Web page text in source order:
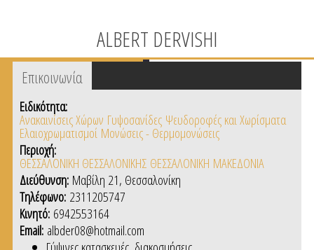
ALBERT DERVISHI
Tabs group καταχώρησης
Επικοινωνία
tab)
Ειδικότητα:
Ανακαινίσεις Χώρων Γυψοσανίδες Ψευδοροφές και Χωρίσματα
Ελαιοχρωματισμοί Μονώσεις - Θερμομονώσεις
Περιοχή:
ΘΕΣΣΑΛΟΝΙΚΗ ΘΕΣΣΑΛΟΝΙΚΗΣ ΘΕΣΣΑΛΟΝΙΚΗ ΜΑΚΕΔΟΝΙΑ
Διεύθυνση: Μαβίλη 21, Θεσσαλονίκη
Τηλέφωνο: 2311205747
Κινητό: 6942553164
Email: albder08@hotmail.com